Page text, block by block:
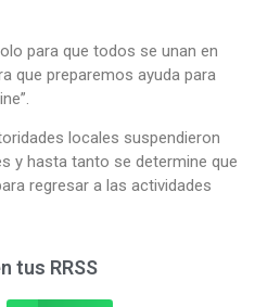
para que todos se unan en
que preparemos ayuda para
locales suspendieron
y hasta tanto se determine que
regresar a las actividades
tus RRSS